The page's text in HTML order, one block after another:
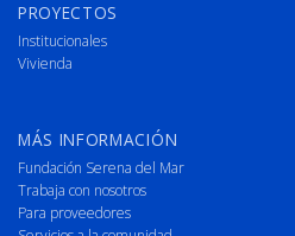
PROYECTOS
Institucionales
Vivienda
MÁS INFORMACIÓN
Fundación Serena del Mar
Trabaja con nosotros
Para proveedores